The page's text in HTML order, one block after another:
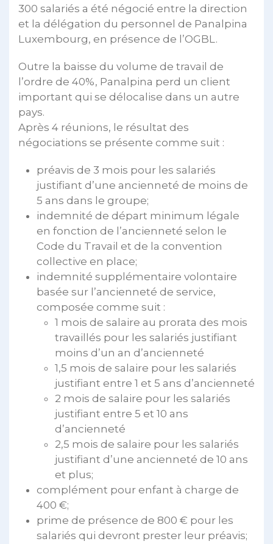
300 salariés a été négocié entre la direction
et la délégation du personnel de Panalpina
Luxembourg, en présence de l’OGBL.
Outre la baisse du volume de travail de
l’ordre de 40%, Panalpina perd un client
important qui se délocalise dans un autre
pays.
Après 4 réunions, le résultat des
négociations se présente comme suit :
préavis de 3 mois pour les salariés
justifiant d’une ancienneté de moins de
5 ans dans le groupe;
indemnité de départ minimum légale
en fonction de l’ancienneté selon le
Code du Travail et de la convention
collective en place;
indemnité supplémentaire volontaire
basée sur l’ancienneté de service,
composée comme suit :
1 mois de salaire au prorata des mois
travaillés pour les salariés justifiant
moins d’un an d’ancienneté
1,5 mois de salaire pour les salariés
justifiant entre 1 et 5 ans d’ancienneté
2 mois de salaire pour les salariés
justifiant entre 5 et 10 ans
d’ancienneté
2,5 mois de salaire pour les salariés
justifiant d’une ancienneté de 10 ans
et plus;
complément pour enfant à charge de
400 €;
prime de présence de 800 € pour les
salariés qui devront prester leur préavis;